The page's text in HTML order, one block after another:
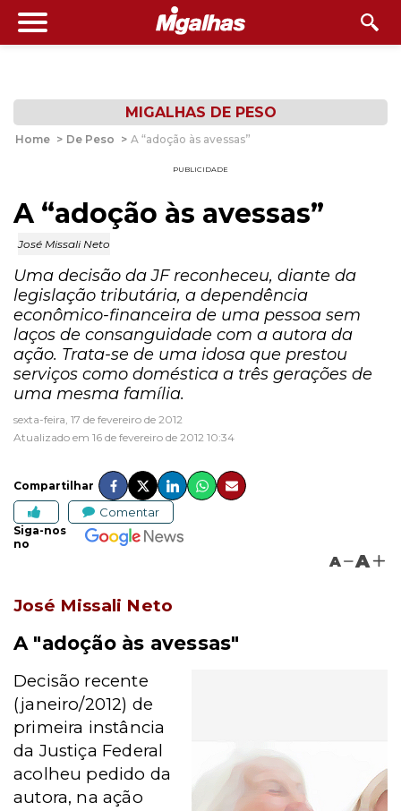
MIGALHAS DE PESO
Home > De Peso > A “adoção às avessas”
PUBLICIDADE
A “adoção às avessas”
José Missali Neto
Uma decisão da JF reconheceu, diante da
legislação tributária, a dependência
econômico-financeira de uma pessoa sem
laços de consanguidade com a autora da
ação. Trata-se de uma idosa que prestou
serviços como doméstica a três gerações de
uma mesma família.
sexta-feira, 17 de fevereiro de 2012
Atualizado em 16 de fevereiro de 2012 10:34
Compartilhar
Comentar
Siga-nos
no
A A
José Missali Neto
A "adoção às avessas"
Decisão recente
(janeiro/2012) de
primeira instância
da Justiça Federal
acolheu pedido da
autora, na ação